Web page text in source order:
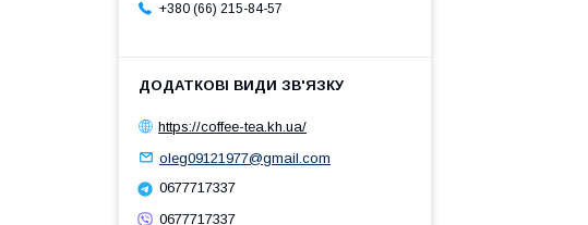
+380 (66) 215-84-57
https://coffee-tea.kh.ua/
oleg09121977@gmail.com
0677717337
0677717337